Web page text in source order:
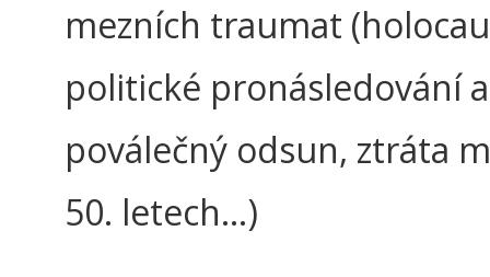
mezních traumat
politické pronásledování
poválečný odsun, ztráta
50. letech…)